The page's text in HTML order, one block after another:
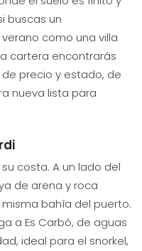
buscas un
como una villa
cartera encontrarás
precio y estado, de
nueva lista para
costa. A un lado del
de arena y roca
bahía del puerto.
a Es Carbó, de aguas
ideal para el snorkel,